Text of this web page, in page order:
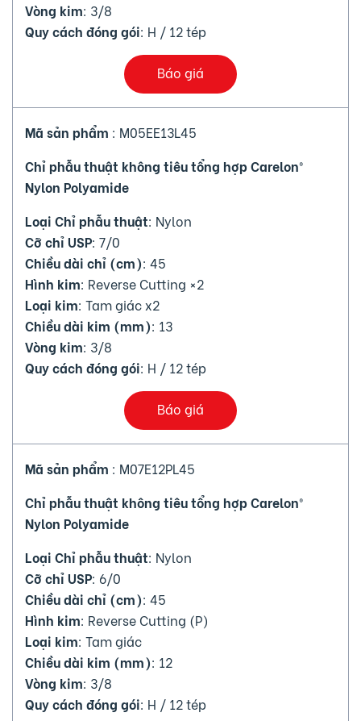
Vòng kim: 3/8
Quy cách đóng gói: H / 12 tép
Báo giá
Mã sản phẩm : M05EE13L45
Chỉ phẫu thuật không tiêu tổng hợp Carelon®
Nylon Polyamide
Loại Chỉ phẫu thuật: Nylon
Cỡ chỉ USP: 7/0
Chiều dài chỉ (cm): 45
Hình kim: Reverse Cutting ×2
Loại kim: Tam giác x2
Chiều dài kim (mm): 13
Vòng kim: 3/8
Quy cách đóng gói: H / 12 tép
Báo giá
Mã sản phẩm : M07E12PL45
Chỉ phẫu thuật không tiêu tổng hợp Carelon®
Nylon Polyamide
Loại Chỉ phẫu thuật: Nylon
Cỡ chỉ USP: 6/0
Chiều dài chỉ (cm): 45
Hình kim: Reverse Cutting (P)
Loại kim: Tam giác
Chiều dài kim (mm): 12
Vòng kim: 3/8
Quy cách đóng gói: H / 12 tép